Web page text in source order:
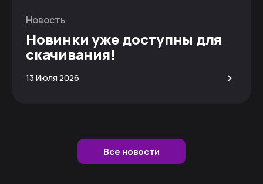
Новость
Новинки уже доступны для
скачивания!
13 Июля 2026 >
Все новости